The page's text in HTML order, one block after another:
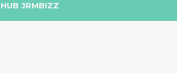
HUB JRMBIZZ